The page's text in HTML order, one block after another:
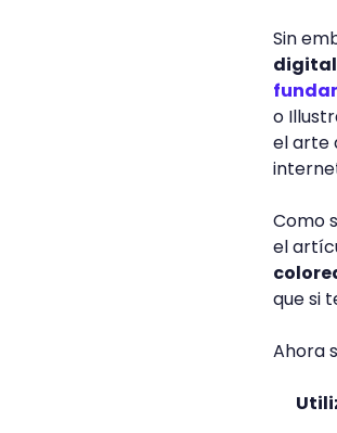
Sin
o
el arte
Como
el
que si
Ahora